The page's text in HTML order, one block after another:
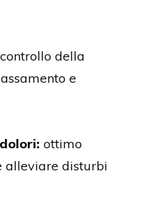
della
e
ottimo
alleviare disturbi